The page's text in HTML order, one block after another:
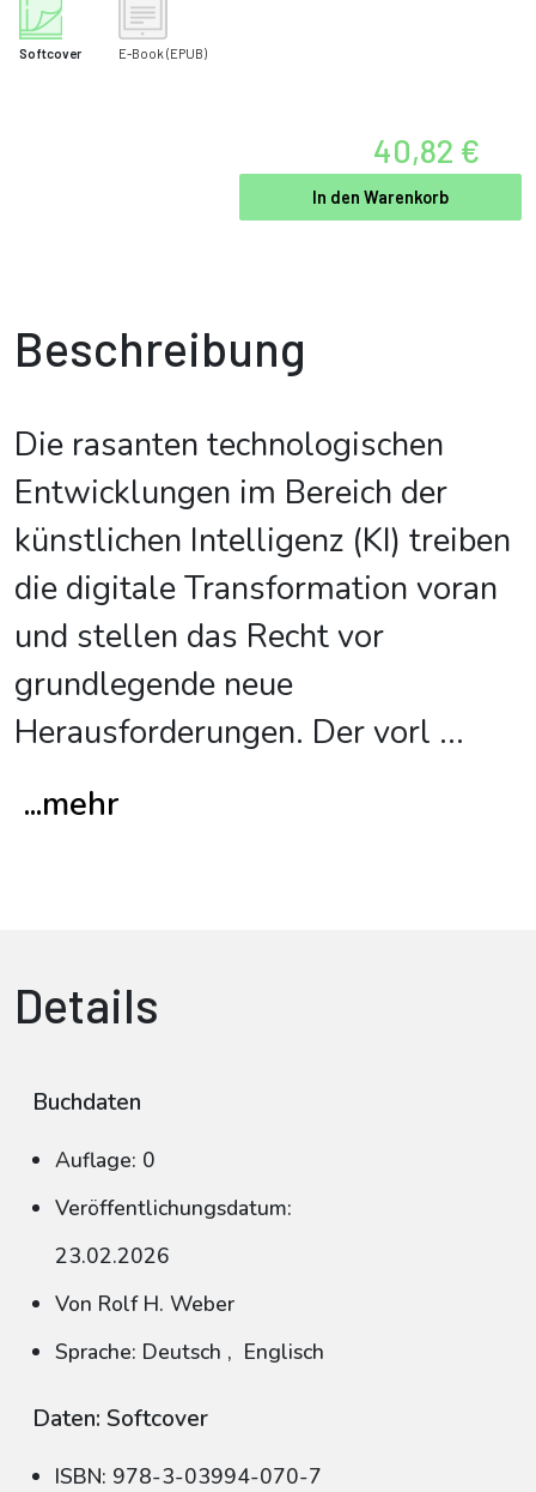
Softcover E-Book (EPUB)
40,82 €
In den Warenkorb
Beschreibung
Die rasanten technologischen
Entwicklungen im Bereich der
künstlichen Intelligenz (KI) treiben
die digitale Transformation voran
und stellen das Recht vor
grundlegende neue
Herausforderungen. Der vorl ...
...mehr
Details
Buchdaten
Auflage: 0
Veröffentlichungsdatum:
23.02.2026
Von Rolf H. Weber
Sprache: Deutsch , Englisch
Daten: Softcover
ISBN: 978-3-03994-070-7